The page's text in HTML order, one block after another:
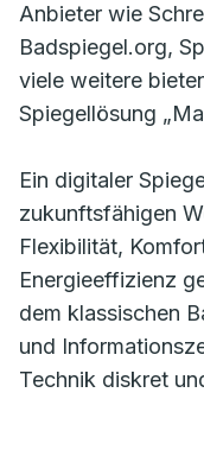
Anbieter wie
Badspiegel.org,
viele weitere
Spiegellösung
Ein digitaler
zukunftsfähigen
Flexibilität,
Energieeffizienz
dem klassischen
und
Technik diskret